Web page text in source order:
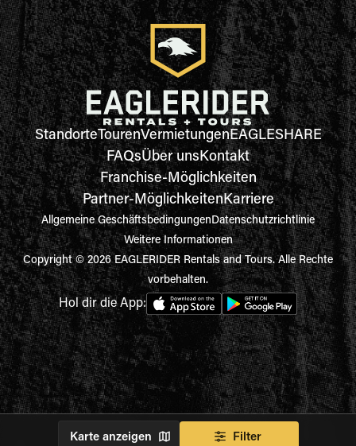
Karte anzeigen Filter
StandorteTourenVermietungenEAGLESHARE
FAQsÜber unsKontakt
Franchise-Möglichkeiten
Partner-MöglichkeitenKarriere
Allgemeine GeschäftsbedingungenDatenschutzrichtlinie
Weitere Informationen
Copyright © 2026 EAGLERIDER Rentals and Tours. Alle Rechte
vorbehalten.
Hol dir die App: